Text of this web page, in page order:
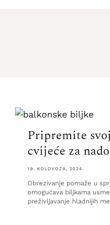
Pripremite
cvijeće za
19. KOLOVOZA, 2024.
Obrezivanje pomaže u
omogućava biljkama
preživljavanje hladnijih